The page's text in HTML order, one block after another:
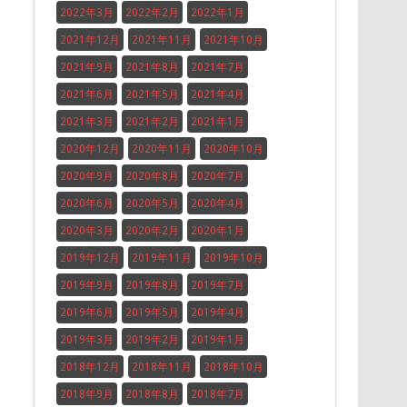
2022年3月 2022年2月 2022年1月
2021年12月 2021年11月 2021年10月
2021年9月 2021年8月 2021年7月
2021年6月 2021年5月 2021年4月
2021年3月 2021年2月 2021年1月
2020年12月 2020年11月 2020年10月
2020年9月 2020年8月 2020年7月
2020年6月 2020年5月 2020年4月
2020年3月 2020年2月 2020年1月
2019年12月 2019年11月 2019年10月
2019年9月 2019年8月 2019年7月
2019年6月 2019年5月 2019年4月
2019年3月 2019年2月 2019年1月
2018年12月 2018年11月 2018年10月
2018年9月 2018年8月 2018年7月